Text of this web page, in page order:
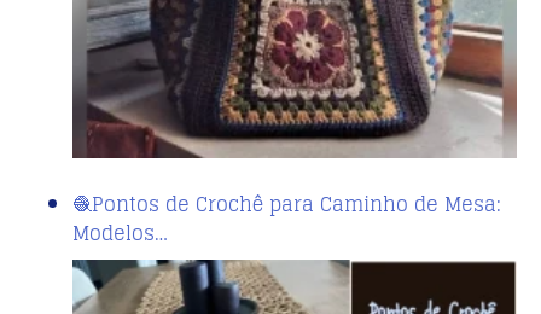
🧶Pontos de Crochê para Caminho de Mesa:
Modelos…